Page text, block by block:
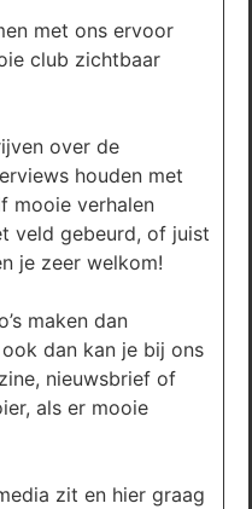
met ons ervoor
club zichtbaar
over de
houden met
mooie verhalen
veld gebeurd, of juist
je zeer welkom!
maken dan
dan kan je bij ons
nieuwsbrief of
als er mooie
zit en hier graag